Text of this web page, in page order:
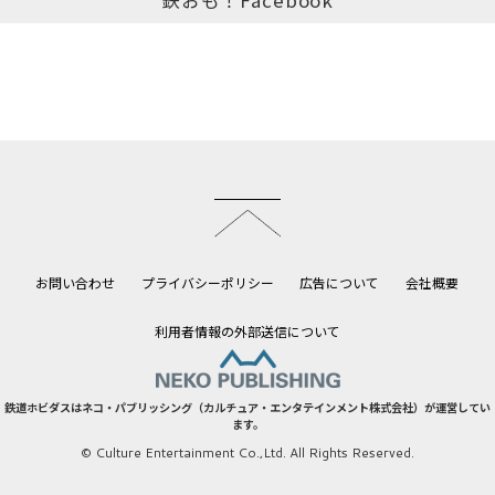
お問い合わせ プライバシーポリシー 広告について 会社概要
利用者情報の外部送信について
鉄道ホビダスはネコ・パブリッシング（カルチュア・エンタテインメント株式会社）が運営してい
ます。
© Culture Entertainment Co.,Ltd. All Rights Reserved.